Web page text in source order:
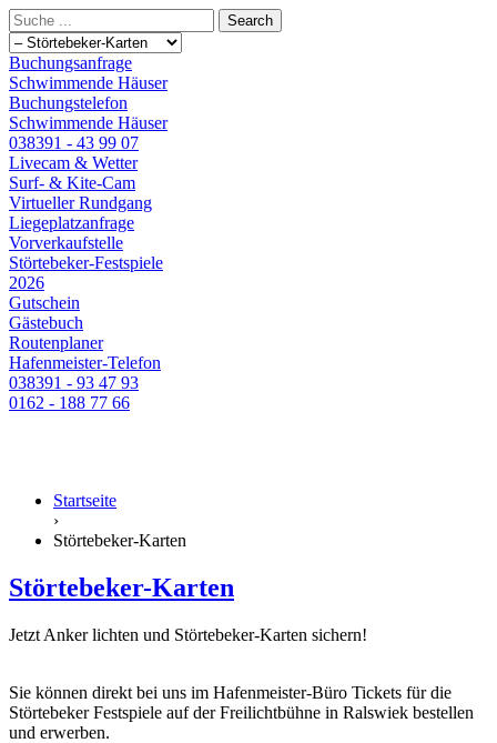
Buchungsanfrage
Schwimmende Häuser
Buchungstelefon
Schwimmende Häuser
038391 - 43 99 07
Livecam & Wetter
Surf- & Kite-Cam
Virtueller Rundgang
Liegeplatzanfrage
Vorverkaufstelle
Störtebeker-Festspiele
2026
Gutschein
Gästebuch
Routenplaner
Hafenmeister-Telefon
038391 - 93 47 93
0162 - 188 77 66
Startseite
›
Störtebeker-Karten
Störtebeker-Karten
Jetzt Anker lichten und Störtebeker-Karten sichern!
Sie können direkt bei uns im Hafenmeister-Büro Tickets für die
Störtebeker Festspiele auf der Freilichtbühne in Ralswiek bestellen
und erwerben.